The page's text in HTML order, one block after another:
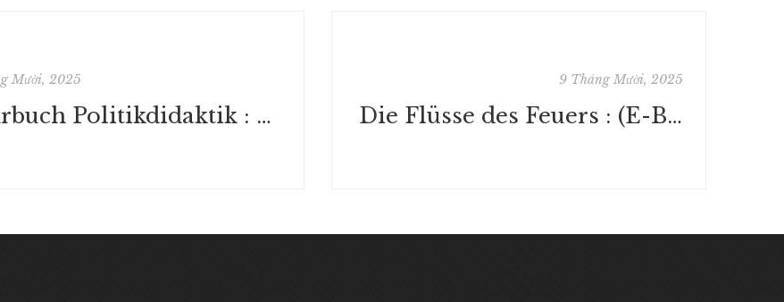
Mười, 2025
Lehrbuch Politikdidaktik : PDF
9 Tháng Mười, 2025
Die Flüsse des Feuers : (E-Book, PDF)